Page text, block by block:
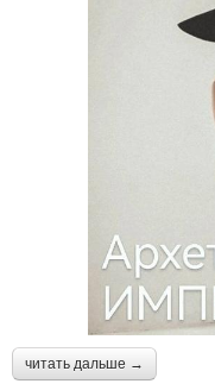
читать дальше →